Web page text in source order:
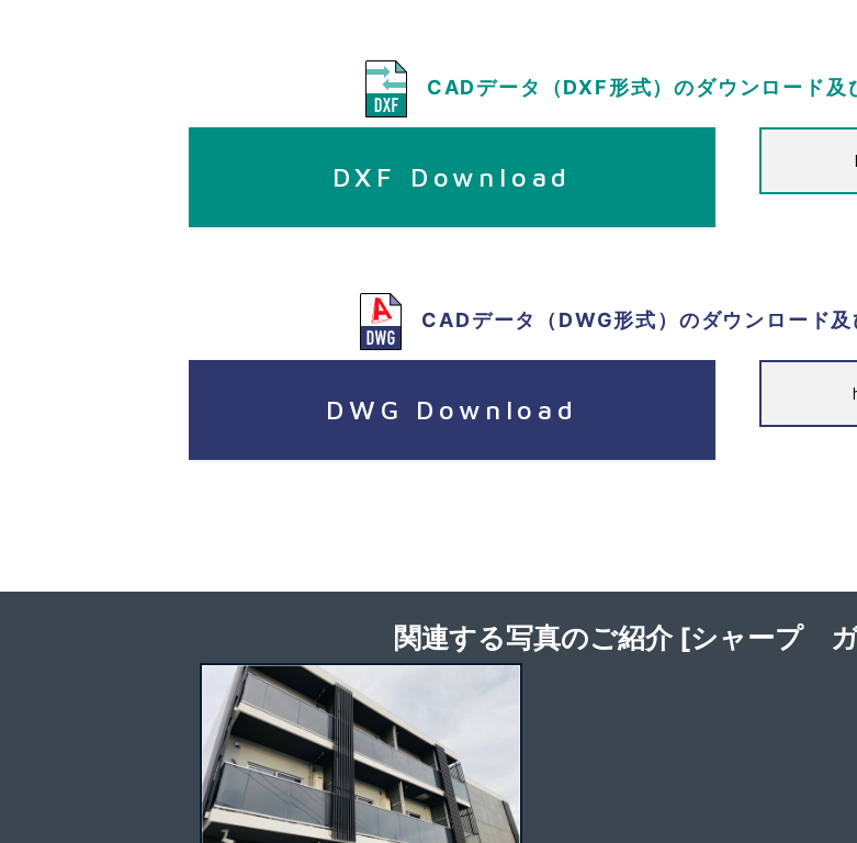
CADデータ（DXF形式）のダウンロード及
DXF Download
CADデータ（DWG形式）のダウンロード
DWG Download
関連する写真のご紹介 [シャープ